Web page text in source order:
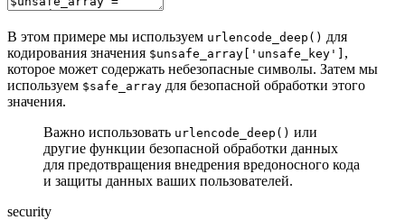
В этом примере мы используем urlencode_deep() для
кодирования значения $unsafe_array['unsafe_key'] ,
которое может содержать небезопасные символы. Затем мы
используем $safe_array для безопасной обработки этого
значения.
Важно использовать urlencode_deep() или
другие функции безопасной обработки данных
для предотвращения внедрения вредоносного кода
и защиты данных ваших пользователей.
security